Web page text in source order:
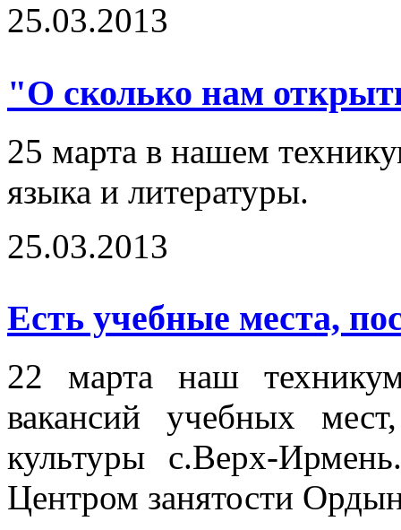
25.03.2013
"О сколько нам
25 марта в нашем
языка и литературы.
25.03.2013
Есть учебные места,
22 марта наш
вакансий учебных
культуры с.Верх-
Центром занятости